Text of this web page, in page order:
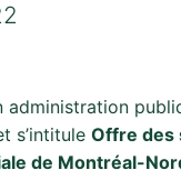
s’intitule Offre des
de Montréal-